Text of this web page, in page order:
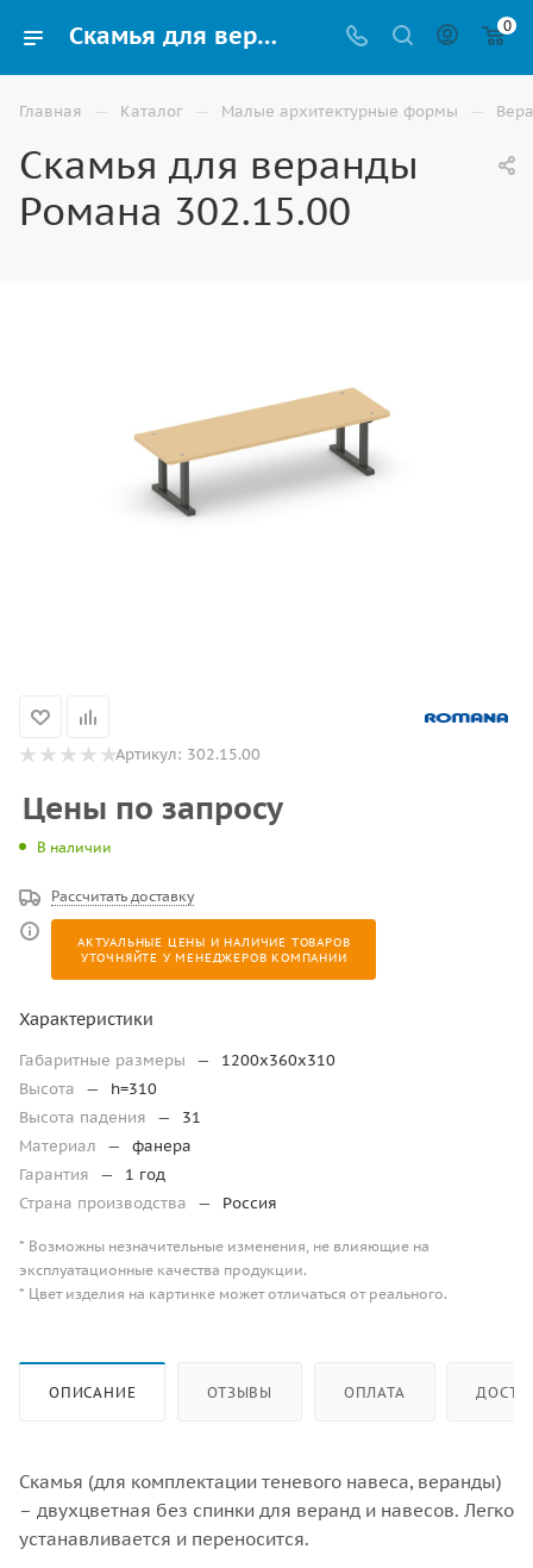
Скамья для веранды Романа 302.15.00 купить для детского сада: выгодная цена в Волгограде 0
Главная — Каталог — Малые архитектурные формы —
Скамья для веранды
Романа 302.15.00
Артикул: 302.15.00
Цены по запросу
В наличии
Рассчитать доставку
АКТУАЛЬНЫЕ ЦЕНЫ И НАЛИЧИЕ ТОВАРОВ
УТОЧНЯЙТЕ У МЕНЕДЖЕРОВ КОМПАНИИ
Характеристики
Габаритные размеры —
1200x360x310
Высота
—
h=310
Высота падения
—
31
Материал
—
фанера
Гарантия
—
1 год
Страна производства
— Россия
* Возможны незначительные изменения, не влияющие на
эксплуатационные качества продукции.
* Цвет изделия на картинке может отличаться от реального.
ОПИСАНИЕ ОТЗЫВЫ ОПЛАТА
Скамья (для комплектации теневого навеса, веранды)
– двухцветная без спинки для веранд и навесов. Легко
устанавливается и переносится.